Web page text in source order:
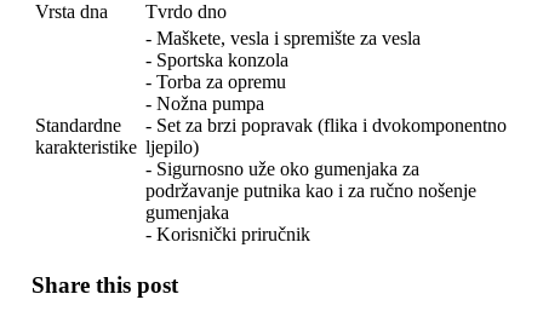
Vrsta dna
Tvrdo dno
Standardne
karakteristike
- Maškete, vesla i spremište za vesla
- Sportska konzola
- Torba za opremu
- Nožna pumpa
- Set za brzi popravak (flika i dvokomponentno
ljepilo)
- Sigurnosno uže oko gumenjaka za
podržavanje putnika kao i za ručno nošenje
gumenjaka
- Korisnički priručnik
Share this post